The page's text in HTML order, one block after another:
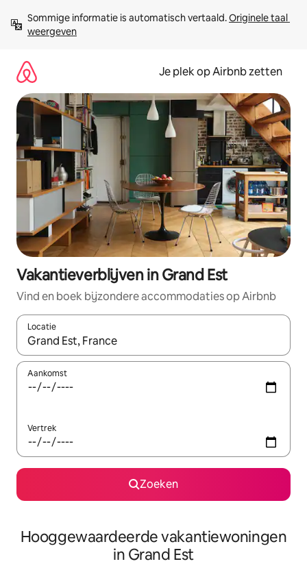
direct
naar
Sommige informatie is automatisch vertaald. Originele taal
weergeven
Je plek op Airbnb zetten
Vakantieverblijven in Grand Est
Vind en boek bijzondere accommodaties op Airbnb
Locatie
Wanneer er resultaten beschikbaar zijn, maak je een keuze
Aankomst
Vertrek
Zoeken
Hooggewaardeerde vakantiewoningen
in Grand Est